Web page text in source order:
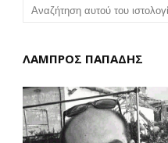
ΛΑΜΠΡΟΣ ΠΑΠΑΔΗΣ